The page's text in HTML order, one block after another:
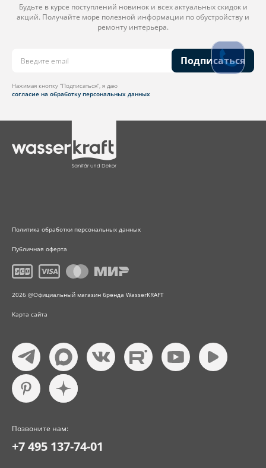
Будьте в курсе поступлений новинок и всех актуальных скидок и
акций. Получайте море полезной информации по обустройству и
ремонту интерьера.
Подписаться
Нажимая кнопку “Подписаться”, я даю
согласие на обработку персональных данных
Политика обработки персональных данных
Публичная оферта
2026 @Официальный магазин бренда WasserKRAFT
Карта сайта
Позвоните нам:
+7 495 137-74-01